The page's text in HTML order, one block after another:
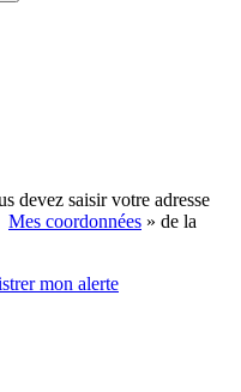
devez saisir votre adresse
Mes coordonnées » de la
mon alerte